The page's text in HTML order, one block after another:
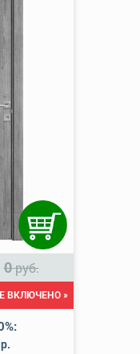
0руб.
ВКЛЮЧЕНО »